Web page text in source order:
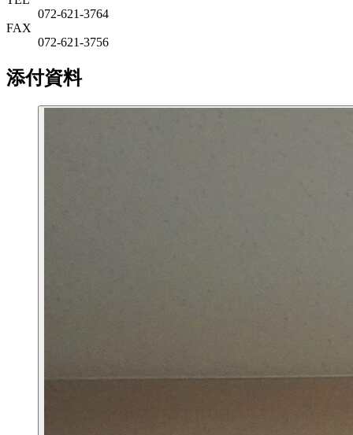
072-621-3764
FAX
072-621-3756
添付資料